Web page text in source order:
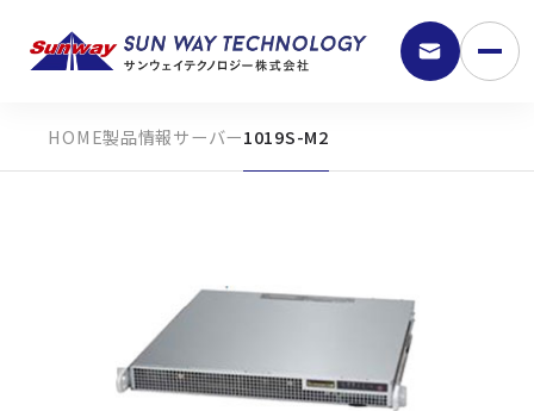
9:30 - 18:00
製品情報サーバー1019S-M2